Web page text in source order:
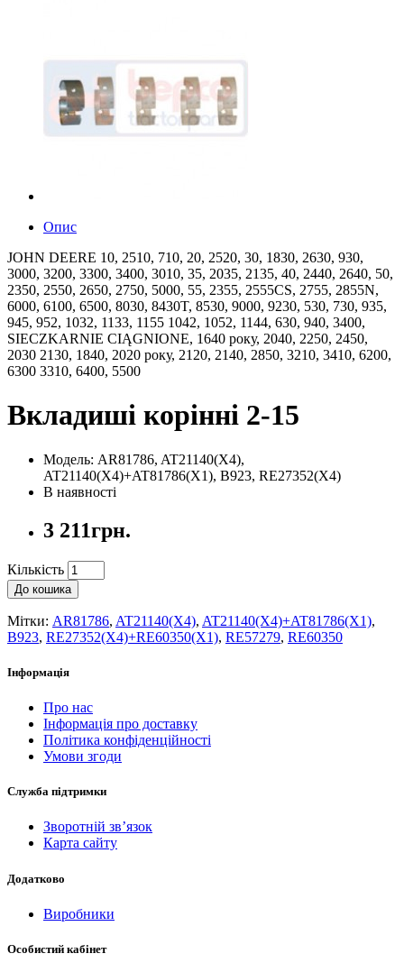
Опис
JOHN DEERE 10, 2510, 710, 20, 2520, 30, 1830, 2630, 930,
3000, 3200, 3300, 3400, 3010, 35, 2035, 2135, 40, 2440, 2640, 50,
2350, 2550, 2650, 2750, 5000, 55, 2355, 2555CS, 2755, 2855N,
6000, 6100, 6500, 8030, 8430T, 8530, 9000, 9230, 530, 730, 935,
945, 952, 1032, 1133, 1155 1042, 1052, 1144, 630, 940, 3400,
SIECZKARNIE CIĄGNIONE, 1640 року, 2040, 2250, 2450,
2030 2130, 1840, 2020 року, 2120, 2140, 2850, 3210, 3410, 6200,
6300 3310, 6400, 5500
Вкладиші корінні 2-15
Модель: AR81786, AT21140(X4),
AT21140(X4)+AT81786(X1), B923, RE27352(X4)
В наявності
3 211грн.
Кількість
До кошика
Мітки: AR81786, AT21140(X4), AT21140(X4)+AT81786(X1),
B923, RE27352(X4)+RE60350(X1), RE57279, RE60350
Інформація
Про нас
Інформація про доставку
Політика конфіденційності
Умови згоди
Служба підтримки
Зворотній зв’язок
Карта сайту
Додатково
Виробники
Особистий кабінет